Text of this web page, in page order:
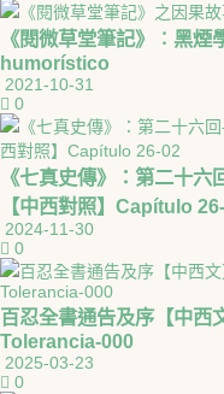
《閱微草堂筆記》︰黑
humorístico
2021-10-31
0
《七真史傳》：第二十
【中西對照】Capítulo
2024-11-30
0
百忍全書通告及序【中
Tolerancia-000
2025-03-23
0